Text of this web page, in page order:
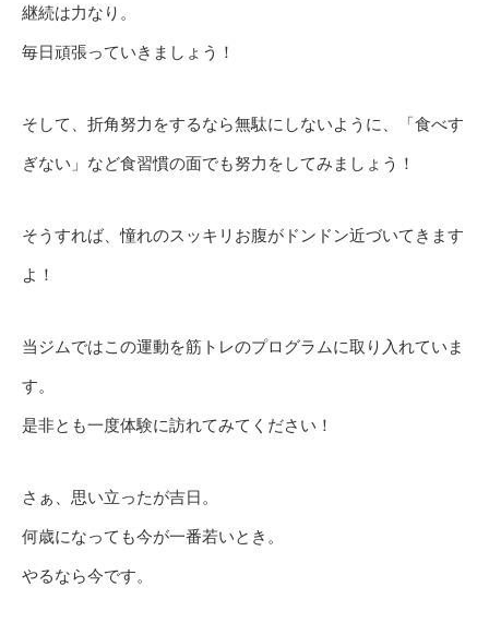
継続は力なり。
毎日頑張っていきましょう！
そして、折角努力をするなら無駄にしないように、「食べす
ぎない」など食習慣の面でも努力をしてみましょう！
そうすれば、憧れのスッキリお腹がドンドン近づいてきます
よ！
当ジムではこの運動を筋トレのプログラムに取り入れていま
す。
是非とも一度体験に訪れてみてください！
さぁ、思い立ったが吉日。
何歳になっても今が一番若いとき。
やるなら今です。